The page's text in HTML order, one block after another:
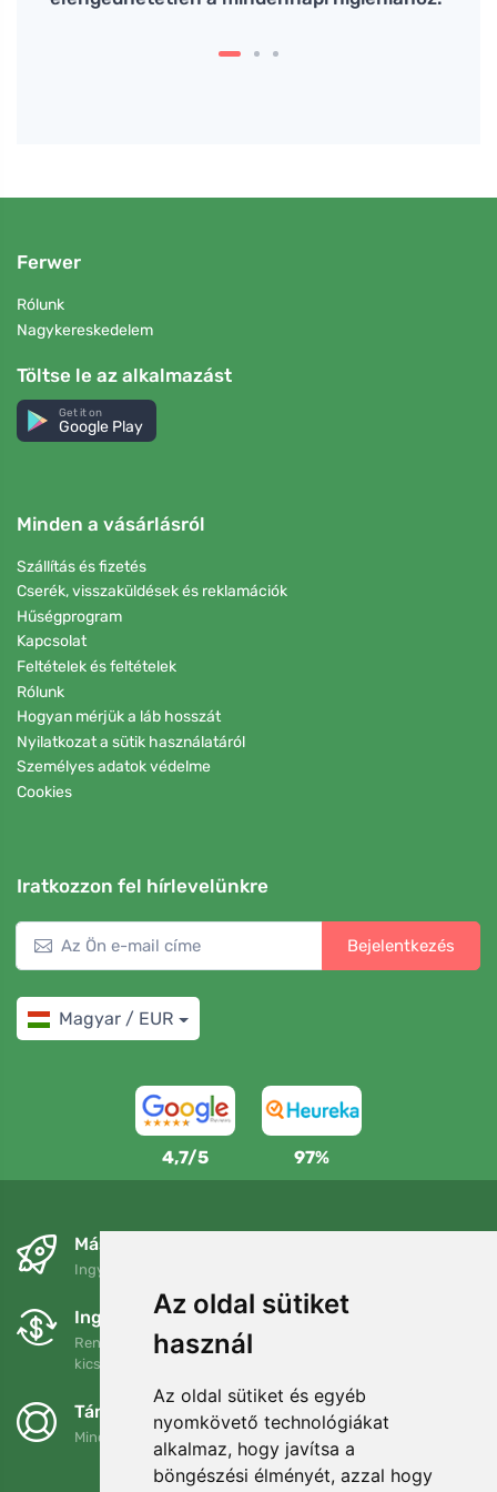
Az oldal sütiket
használ
Az oldal sütiket és egyéb
nyomkövető technológiákat
alkalmaz, hogy javítsa a
böngészési élményét, azzal hogy
Ferwer
Rólunk
Nagykereskedelem
Töltse le az alkalmazást
Get it on
Google Play
Minden a vásárlásról
Szállítás és fizetés
Cserék, visszaküldések és reklamációk
Hűségprogram
Kapcsolat
Feltételek és feltételek
Rólunk
Hogyan mérjük a láb hosszát
Nyilatkozat a sütik használatáról
Személyes adatok védelme
Cookies
Iratkozzon fel hírlevelünkre
Bejelentkezés
Magyar / EUR
4,7/5 97%
Másnapra és ingyenesen
Ingyenes szállítás a következő összeg felett: 80 EUR
Ingyenes csere és visszaküldés
Rendelését 90 napon belül bármikor visszaküldheti vagy
kicserélheti.
Támogatjuk a Trees.org-ot
Minden megrendelésért ültetünk egy fát! Bővebben